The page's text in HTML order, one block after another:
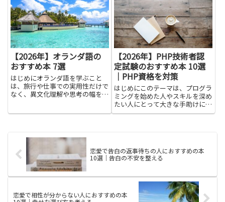
【2026年】オランダ語の
おすすめ本 7選
はじめにオランダ語を学ぶこと
は、旅行や仕事での実用性だけで
なく、異文化理解や思考の幅を広
【2026年】PHP技術者認
定試験のおすすめ本 10選
｜PHP資格を対策
はじめにこのテーマは、プログラ
ミングを始めた人やスキルを深め
たい人にとって大きな手助けにな
ります。特に PHP技術者認定試
恋愛で告白の返事待ちの人におすすめの本
10選｜告白の不安を整える
恋愛で相性が分からない人におすすめの本